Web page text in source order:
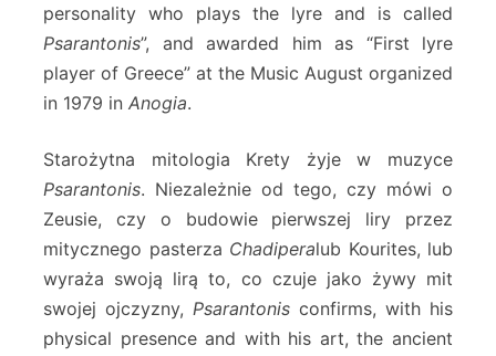
personality who plays the lyre and is called
Psarantonis”, and awarded him as “First lyre
player of Greece” at the Music August organized
in 1979 in Anogia.
Starożytna mitologia Krety żyje w muzyce
Psarantonis. Niezależnie od tego, czy mówi o
Zeusie, czy o budowie pierwszej liry przez
mitycznego pasterza Chadiperalub Kourites, lub
wyraża swoją lirą to, co czuje jako żywy mit
swojej ojczyzny, Psarantonis confirms, with his
physical presence and with his art, the ancient